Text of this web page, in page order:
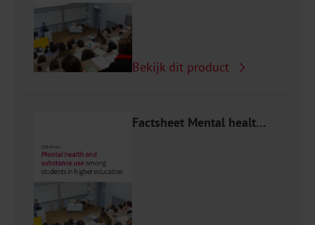
Bekijk dit product
Factsheet Mental health and substance use amongs students in higher education 2025